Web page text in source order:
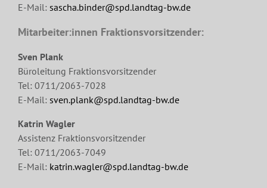
E-Mail: sascha.binder@spd.landtag-bw.de
Mitarbeiter:innen Fraktionsvorsitzender:
Sven Plank
Büroleitung Fraktionsvorsitzender
Tel: 0711/2063-7028
E-Mail: sven.plank@spd.landtag-bw.de
Katrin Wagler
Assistenz Fraktionsvorsitzender
Tel: 0711/2063-7049
E-Mail: katrin.wagler@spd.landtag-bw.de